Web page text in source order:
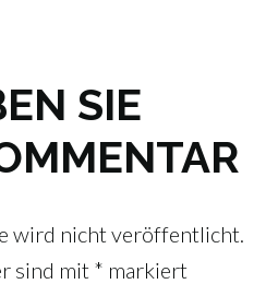
SIE
wird nicht veröffentlicht.
sind mit * markiert